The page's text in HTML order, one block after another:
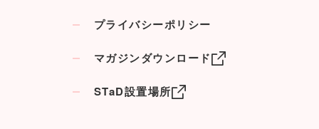
プライバシーポリシー
マガジンダウンロード
STaD設置場所